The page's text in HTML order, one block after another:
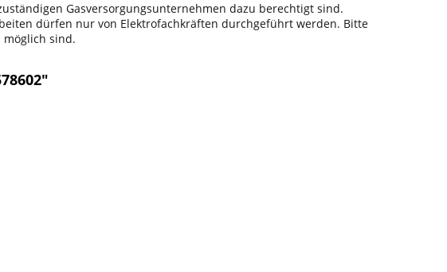
Gasversorgungsunternehmen dazu berechtigt sind.
dürfen nur von Elektrofachkräften durchgeführt werden. Bitte
sind.